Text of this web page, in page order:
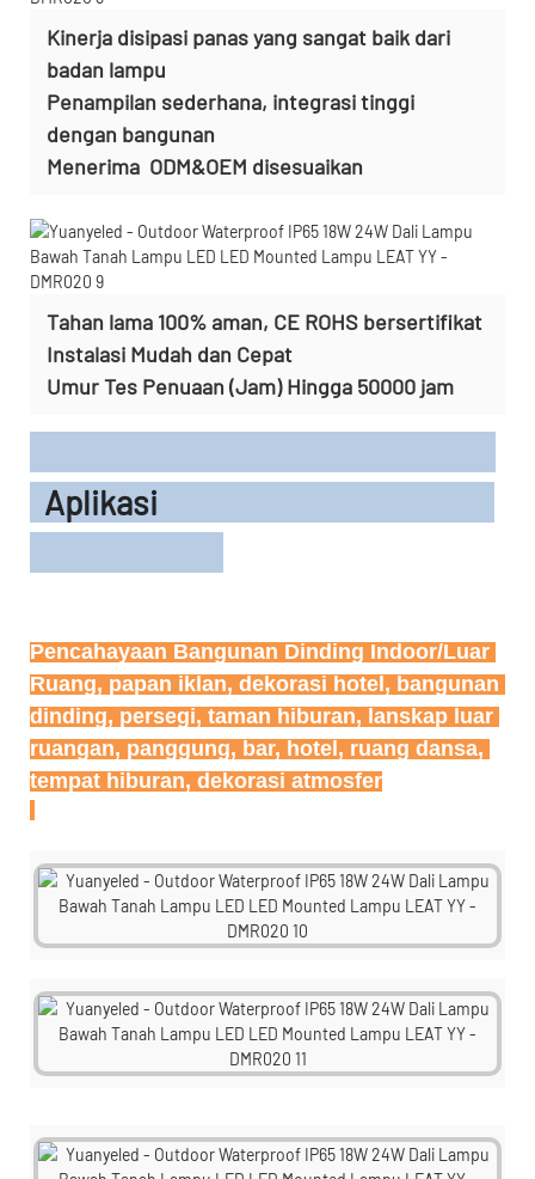
Kinerja disipasi panas yang sangat baik dari
badan lampu
Penampilan sederhana, integrasi tinggi
dengan bangunan
Menerima ODM&OEM disesuaikan
Tahan lama 100% aman, CE ROHS bersertifikat
Instalasi Mudah dan Cepat
Umur Tes Penuaan (Jam) Hingga 50000 jam
Aplikasi
Pencahayaan Bangunan Dinding Indoor/Luar
Ruang, papan iklan, dekorasi hotel, bangunan
dinding, persegi, taman hiburan, lanskap luar
ruangan, panggung, bar, hotel, ruang dansa,